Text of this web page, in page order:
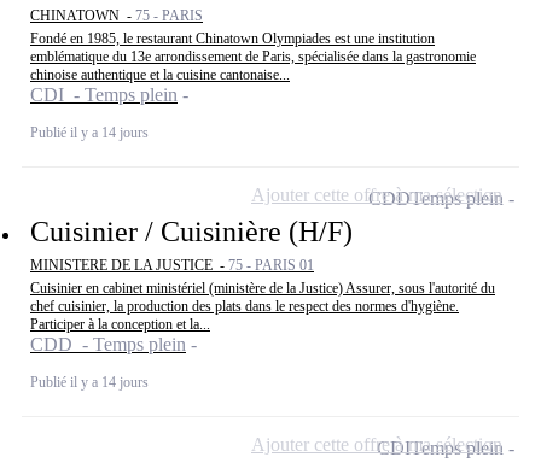
CHINATOWN - 75 - PARIS
Fondé en 1985, le restaurant Chinatown Olympiades est une institution
emblématique du 13e arrondissement de Paris, spécialisée dans la gastronomie
chinoise authentique et la cuisine cantonaise...
CDI - Temps plein
Publié il y a 14 jours
Cuisinier / Cuisinière (H/F)
MINISTERE DE LA JUSTICE - 75 - PARIS 01
Cuisinier en cabinet ministériel (ministère de la Justice) Assurer, sous l'autorité du
chef cuisinier, la production des plats dans le respect des normes d'hygiène.
Participer à la conception et la...
CDD - Temps plein
Publié il y a 14 jours
CDDTemps plein
Ajouter cette offre à ma sélection
CDITemps plein
Ajouter cette offre à ma sélection